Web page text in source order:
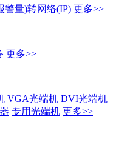
警量)转网络(IP) 更多>>
更多>>
VGA光端机 DVI光端机
专用光端机 更多>>